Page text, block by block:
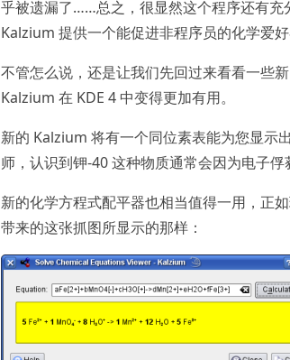
乎被遗漏了……总之，很显然这个程序还有充
Kalzium 提供一个能促进非程序员的化学爱
不管怎么说，还是让我们先回过来看看一些
Kalzium 在 KDE 4 中变得更加有用。
新的 Kalzium 将有一个同位素表能为您显示
师，认识到钾-40 这种物质通常会因为电子俘
新的化学方程式配平器也相当值得一用，正
带来的这张抓图所显示的那样：